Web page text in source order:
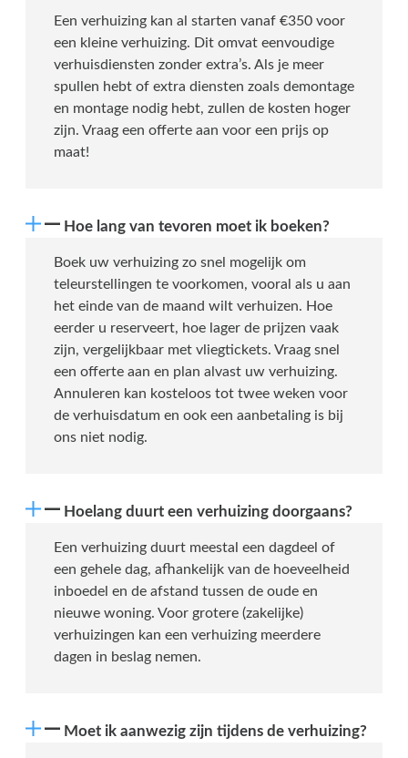
Een verhuizing kan al starten vanaf €350 voor
een kleine verhuizing. Dit omvat eenvoudige
verhuisdiensten zonder extra’s. Als je meer
spullen hebt of extra diensten zoals demontage
en montage nodig hebt, zullen de kosten hoger
zijn. Vraag een offerte aan voor een prijs op
maat!
Hoe lang van tevoren moet ik boeken?
Boek uw verhuizing zo snel mogelijk om
teleurstellingen te voorkomen, vooral als u aan
het einde van de maand wilt verhuizen. Hoe
eerder u reserveert, hoe lager de prijzen vaak
zijn, vergelijkbaar met vliegtickets. Vraag snel
een offerte aan en plan alvast uw verhuizing.
Annuleren kan kosteloos tot twee weken voor
de verhuisdatum en ook een aanbetaling is bij
ons niet nodig.
Hoelang duurt een verhuizing doorgaans?
Een verhuizing duurt meestal een dagdeel of
een gehele dag, afhankelijk van de hoeveelheid
inboedel en de afstand tussen de oude en
nieuwe woning. Voor grotere (zakelijke)
verhuizingen kan een verhuizing meerdere
dagen in beslag nemen.
Moet ik aanwezig zijn tijdens de verhuizing?